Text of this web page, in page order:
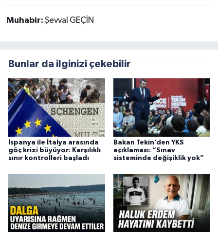
Muhabir: Şevval GEÇİN
Bunlar da ilginizi çekebilir
İspanya ile İtalya arasında
göç krizi büyüyor: Karşılıklı
sınır kontrolleri başladı
Bakan Tekin’den YKS
açıklaması: “Sınav
sisteminde değişiklik yok”